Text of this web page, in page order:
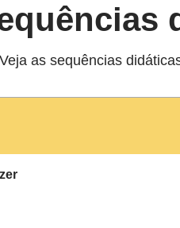
Veja as sequências